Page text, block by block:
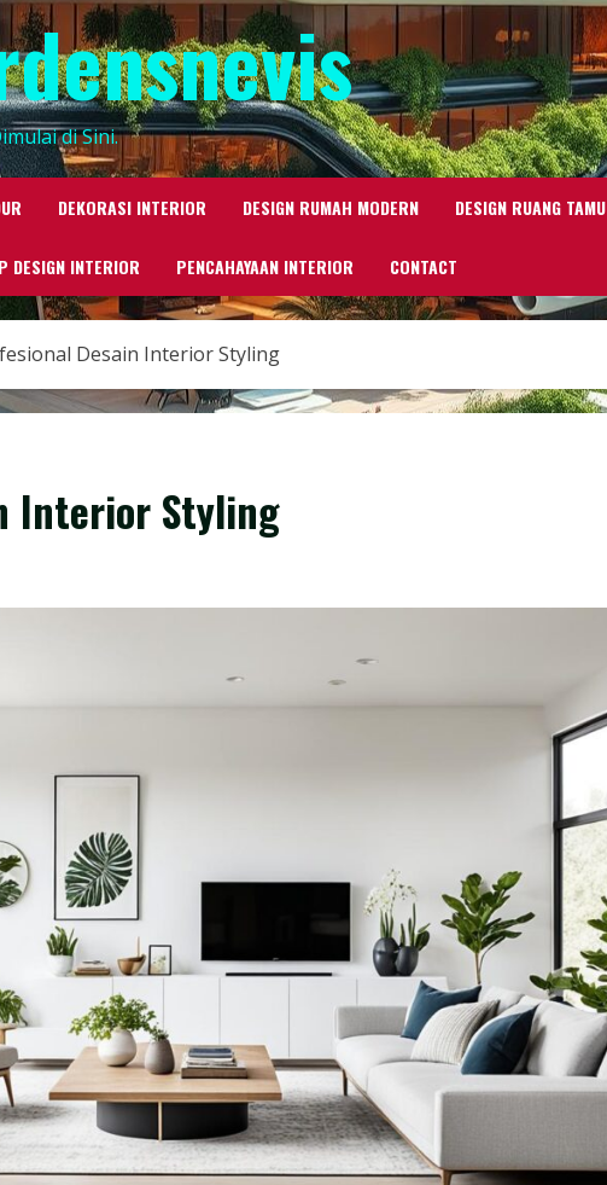
di Sini.
DEKORASI INTERIOR DESIGN RUMAH MODERN DESIGN RUANG TAMU
DESIGN INTERIOR PENCAHAYAAN INTERIOR CONTACT
Desain Interior Styling
Interior Styling